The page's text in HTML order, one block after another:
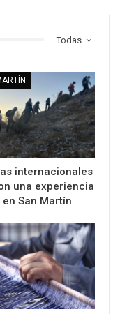
Todas
internacionales
una experiencia
San Martín